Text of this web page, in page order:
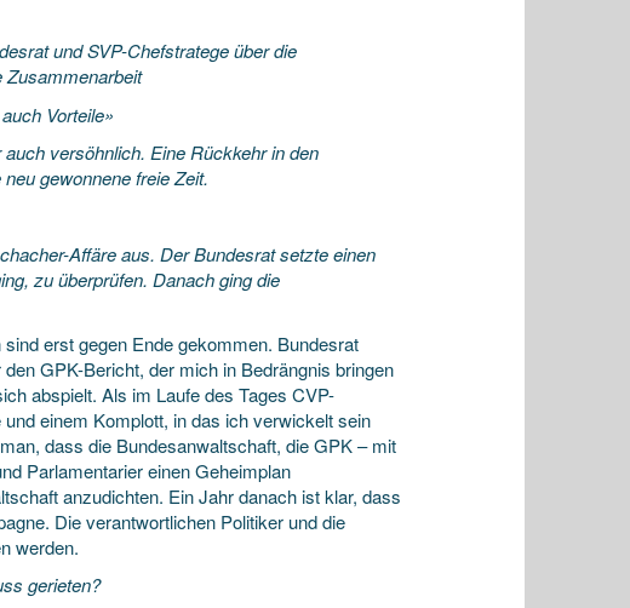
und SVP-Chefstratege über die
Zusammenarbeit
Vorteile»
versöhnlich. Eine Rückkehr in den
gewonnene freie Zeit.
Affäre aus. Der Bundesrat setzte einen
zu überprüfen. Danach ging die
erst gegen Ende gekommen. Bundesrat
GPK-Bericht, der mich in Bedrängnis bringen
abspielt. Als im Laufe des Tages CVP-
einem Komplott, in das ich verwickelt sein
dass die Bundesanwaltschaft, die GPK – mit
Parlamentarier einen Geheimplan
anzudichten. Ein Jahr danach ist klar, dass
Die verantwortlichen Politiker und die
werden.
gerieten?